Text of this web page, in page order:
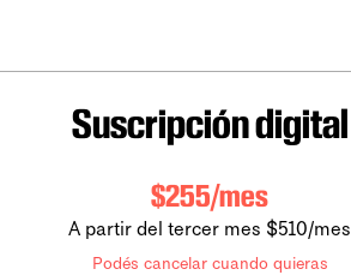
Suscripción digital
$255/mes
A partir del tercer mes $510/mes
Podés cancelar cuando quieras